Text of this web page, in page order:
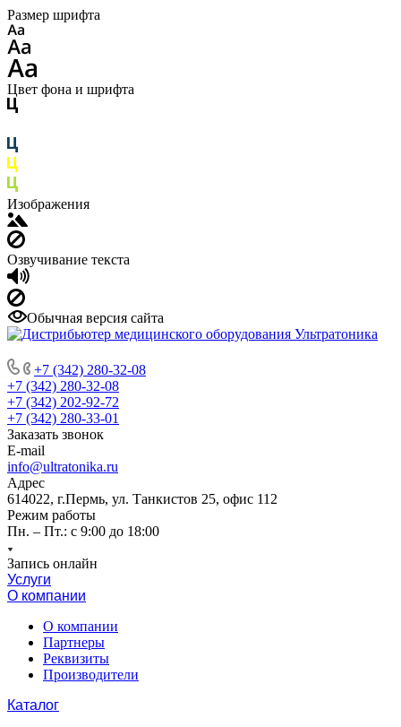
Размер шрифта
Цвет фона и шрифта
Изображения
Озвучивание текста
Обычная версия сайта
+7 (342) 280-32-08
+7 (342) 280-32-08
+7 (342) 202-92-72
+7 (342) 280-33-01
Заказать звонок
E-mail
info@ultratonika.ru
Адрес
614022, г.Пермь, ул. Танкистов 25, офис 112
Режим работы
Пн. – Пт.: с 9:00 до 18:00
Запись онлайн
Услуги
О компании
О компании
Партнеры
Реквизиты
Производители
Каталог